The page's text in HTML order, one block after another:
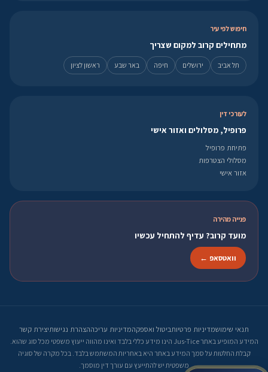
חיפוש לפי עיר
מתחילים קרוב למקום שצריך
תל אביב ירושלים חיפה באר שבע ראשון לציון
לעורכי דין
פרופיל, מסלולים ואזור אישי
פתיחת פרופיל
מסלולי הצטרפות
אזור אישי
פנייה מהירה
מועד קרוב? עדיף להתחיל עכשיו
וואטסאפ ←
תנאי שימושמדיניות פרטיותביטול ואספקהמדיניות עריכההצהרת נגישותיצירת קשר
המידע המופיע באתר Jus-Tice הינו מידע כללי בלבד ואינו מהווה ייעוץ משפטי מכל סוג שהוא.
קבלת החלטות על סמך המידע באתר היא באחריות המשתמש בלבד. בכל מקרה של סוגיה
משפטית יש להתייעץ עם עורך דין מוסמך.